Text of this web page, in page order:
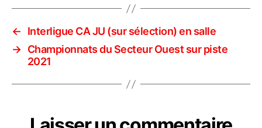
←
Interligue CA JU (sur sélection) en salle
→ Championnats du Secteur Ouest sur piste
2021